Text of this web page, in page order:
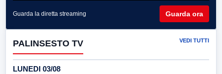
Guarda la diretta streaming Guarda ora
PALINSESTO TV VEDI TUTTI
LUNEDI 03/08